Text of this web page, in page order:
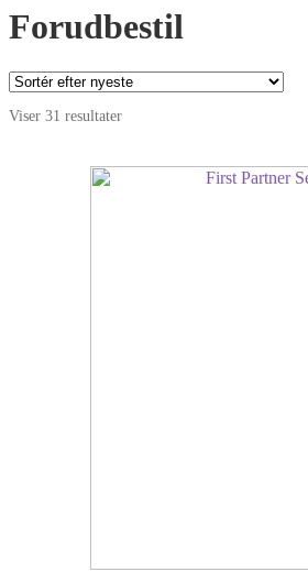
Forudbestil
Viser 31 resultaterSorteret